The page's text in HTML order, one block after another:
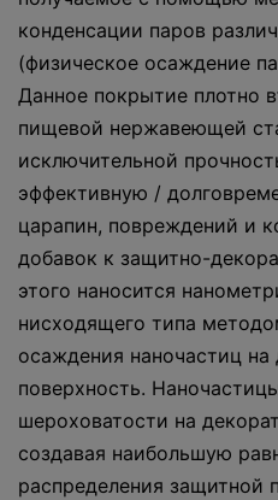
конденсации паров
(физическое осаждение
Данное покрытие плотно
пищевой нержавеющей
исключительной
эффективную /
царапин, повреждений и
добавок к защитно-
этого наносится
нисходящего типа
осаждения наночастиц на
поверхность.
шероховатости на
создавая наибольшую
распределения защитной